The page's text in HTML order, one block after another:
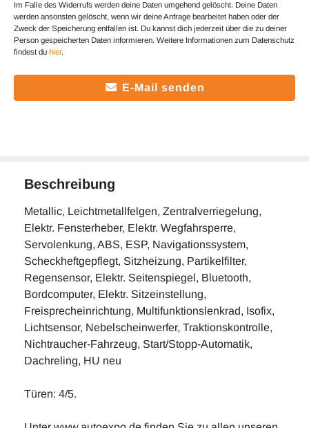
Im Falle des Widerrufs werden deine Daten umgehend gelöscht. Deine Daten
werden ansonsten gelöscht, wenn wir deine Anfrage bearbeitet haben oder der
Zweck der Speicherung entfallen ist. Du kannst dich jederzeit über die zu deiner
Person gespeicherten Daten informieren. Weitere Informationen zum Datenschutz
findest du hier.
E-Mail senden
Beschreibung
Metallic, Leichtmetallfelgen, Zentralverriegelung,
Elektr. Fensterheber, Elektr. Wegfahrsperre,
Servolenkung, ABS, ESP, Navigationssystem,
Scheckheftgepflegt, Sitzheizung, Partikelfilter,
Regensensor, Elektr. Seitenspiegel, Bluetooth,
Bordcomputer, Elektr. Sitzeinstellung,
Freisprecheinrichtung, Multifunktionslenkrad, Isofix,
Lichtsensor, Nebelscheinwerfer, Traktionskontrolle,
Nichtraucher-Fahrzeug, Start/Stopp-Automatik,
Dachreling, HU neu
Türen: 4/5.